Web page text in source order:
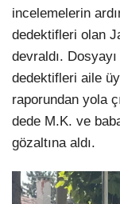
incelemelerin
dedektifleri olan
devraldı.
dedektifleri aile
raporundan yola
dede M.K. ve
gözaltına aldı.